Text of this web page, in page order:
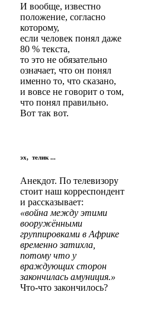
И вообще, известно
положение, согласно
которому,
если человек понял даже
80 % текста,
то это не обязательно
означает, что он понял
именно то, что сказано,
и вовсе не говорит о том,
что понял правильно.
Вот так вот.
эх, телик ...
Анекдот. По телевизору
стоит наш корреспондент
и рассказывает:
«война между этими
вооружёнными
группировками в Африке
временно затиxла,
потому что у
враждующиx сторон
закончилась амуниция.»
Что-что закончилось?